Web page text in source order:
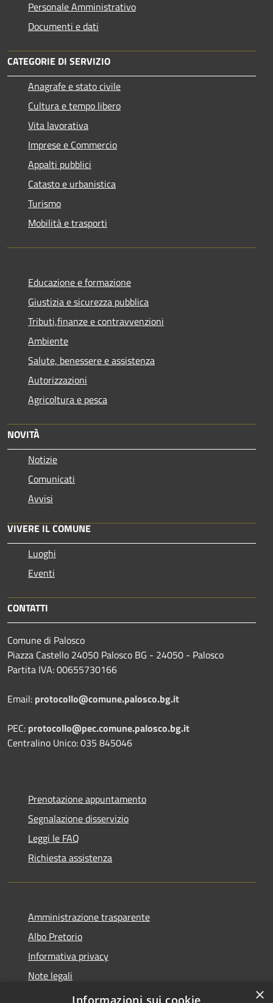
Personale Amministrativo
Documenti e dati
CATEGORIE DI SERVIZIO
Anagrafe e stato civile
Cultura e tempo libero
Vita lavorativa
Imprese e Commercio
Appalti pubblici
Catasto e urbanistica
Turismo
Mobilità e trasporti
Educazione e formazione
Giustizia e sicurezza pubblica
Tributi,finanze e contravvenzioni
Ambiente
Salute, benessere e assistenza
Autorizzazioni
Agricoltura e pesca
NOVITÀ
Notizie
Comunicati
Avvisi
VIVERE IL COMUNE
Luoghi
Eventi
CONTATTI
Comune di Palosco
Piazza Castello 24050 Palosco BG - 24050 - Palosco
Partita IVA: 00655730166
Email: protocollo@comune.palosco.bg.it
PEC: protocollo@pec.comune.palosco.bg.it
Centralino Unico: 035 845046
Prenotazione appuntamento
Segnalazione disservizio
Leggi le FAQ
Richiesta assistenza
Amministrazione trasparente
Albo Pretorio
Informativa privacy
Note legali
Dichiarazione di accessibilità
×
Informazioni sui cookie